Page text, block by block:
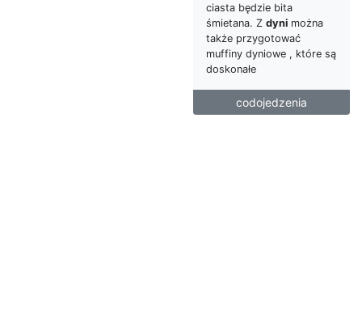
ciasta będzie bita
śmietana. Z dyni można
także przygotować
muffiny dyniowe , które są
doskonałe
codojedzenia